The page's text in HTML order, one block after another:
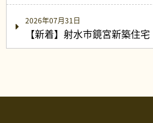
2026年07月31日
【新着】射水市鏡宮新築住